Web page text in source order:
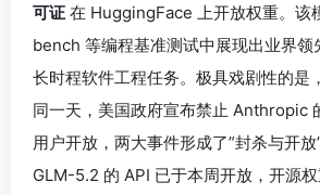
可证 在 HuggingFace 上开放权重。该
bench 等编程基准测试中展现出业界领
长时程软件工程任务。极具戏剧性的是
同一天，美国政府宣布禁止 Anthropic
用户开放，两大事件形成了”封杀与开放
GLM-5.2 的 API 已于本周开放，开源